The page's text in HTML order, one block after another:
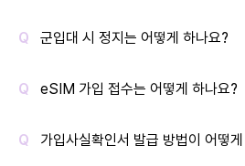
군입대 시 정지는 어떻게 하나요?
eSIM 가입 접수는 어떻게 하나요?
가입사실확인서 발급 방법이 어떻